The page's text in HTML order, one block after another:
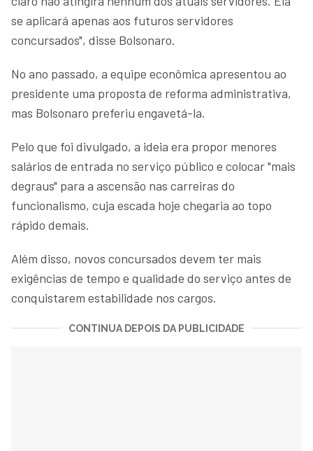
se aplicará apenas aos futuros servidores
concursados", disse Bolsonaro.
No ano passado, a equipe econômica apresentou ao
presidente uma proposta de reforma administrativa,
mas Bolsonaro preferiu engavetá-la.
Pelo que foi divulgado, a ideia era propor menores
salários de entrada no serviço público e colocar "mais
degraus" para a ascensão nas carreiras do
funcionalismo, cuja escada hoje chegaria ao topo
rápido demais.
Além disso, novos concursados devem ter mais
exigências de tempo e qualidade do serviço antes de
conquistarem estabilidade nos cargos.
CONTINUA DEPOIS DA PUBLICIDADE